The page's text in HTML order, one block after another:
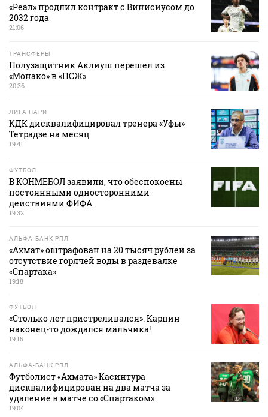
«Реал» продлил контракт с Винисиусом до
2032 года
21:06
ТРАНСФЕРЫ
Полузащитник Аклиуш перешел из
«Монако» в «ПСЖ»
20:36
ЛИГА ПАРИ
КДК дисквалифицировал тренера «Уфы»
Тетрадзе на месяц
19:41
ФУТБОЛ
В КОНМЕБОЛ заявили, что обеспокоены
постоянными односторонними
действиями ФИФА
19:32
АЛЬФА-БАНК РПЛ
«Ахмат» оштрафован на 20 тысяч рублей за
отсутствие горячей воды в раздевалке
«Спартака»
19:18
ФУТБОЛ
«Столько лет пристреливался». Карпин
наконец-то дождался мальчика!
19:15
АЛЬФА-БАНК РПЛ
Футболист «Ахмата» Касинтура
дисквалифицирован на два матча за
удаление в матче со «Спартаком»
19:04